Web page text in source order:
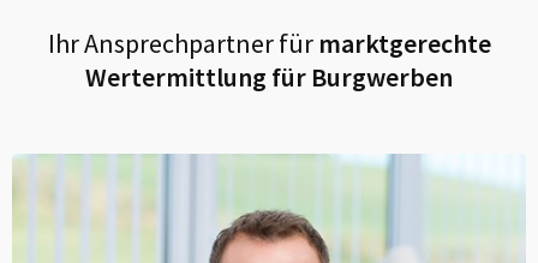
Ihr Ansprechpartner fürmarktgerechte
Wertermittlung für Burgwerben